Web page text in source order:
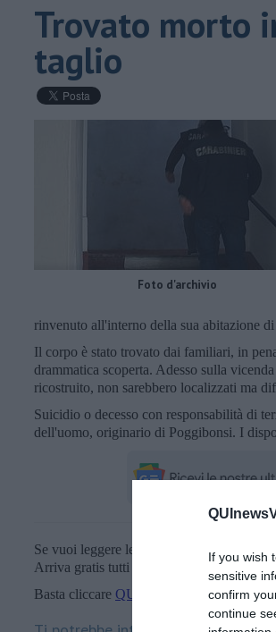
If you wish
sensitive
confirm
continue
Trovato morto
taglio
Foto d'archivio
rinvenuto all'interno della sua abitazione
Il corpo è stato trovato dai familiari, in
drammatica scoperta. Adesso sulla
ricostruito, non sarebbero localizzati ma
Suicidio o decesso con responsabilità di
dell'uomo, originario di Poggibonsi. I
Se vuoi leggere le notizie principali della
Arriva gratis tutti i giorni alle 20:00
Basta cliccare QUI